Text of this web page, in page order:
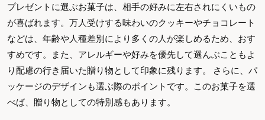
プレゼントに選ぶお菓子は、相手の好みに左右されにくいもの
が喜ばれます。万人受けする味わいのクッキーやチョコレート
などは、年齢や人種差別により多くの人が楽しめるため、おす
すめです。また、アレルギーや好みを優先して選んぶこともよ
り配慮の行き届いた贈り物として印象に残ります。 さらに、パ
ッケージのデザインも選ぶ際のポイントです。このお菓子を選
べば、贈り物としての特別感もあります。